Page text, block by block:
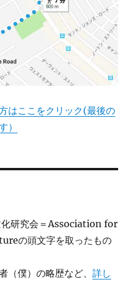
はここをクリック(最後の
）
化研究会＝Association for
の頭文字を取ったもの
（僕）の略歴など、詳し